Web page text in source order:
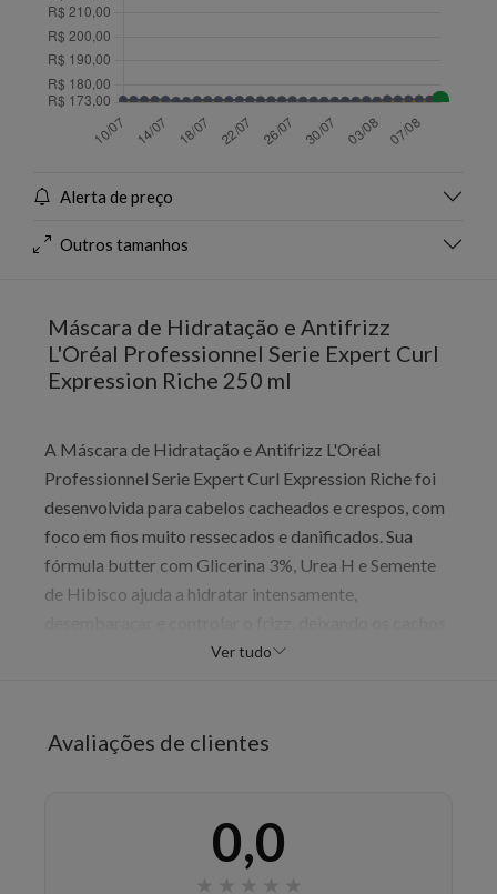
Alerta de preço
Outros tamanhos
Máscara de Hidratação e Antifrizz
L'Oréal Professionnel Serie Expert Curl
Expression Riche 250 ml
A Máscara de Hidratação e Antifrizz L'Oréal
Professionnel Serie Expert Curl Expression Riche foi
desenvolvida para cabelos cacheados e crespos, com
foco em fios muito ressecados e danificados. Sua
fórmula butter com Glicerina 3%, Urea H e Semente
de Hibisco ajuda a hidratar intensamente,
com toque sedoso e aspecto mais saudável. As fontes
e macio. É uma máscara de tratamento profissional
Ver tudo
Avaliações de clientes
0,0